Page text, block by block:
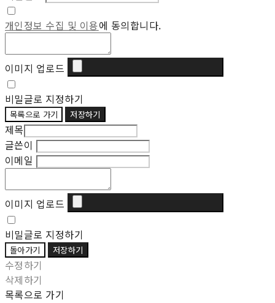
개인정보 수집 및 이용에 동의합니다.
이미지 업로드
비밀글로 지정하기
목록으로 가기 저장하기
제목
글쓴이
이메일
이미지 업로드
비밀글로 지정하기
돌아가기 저장하기
수정하기
삭제하기
목록으로 가기